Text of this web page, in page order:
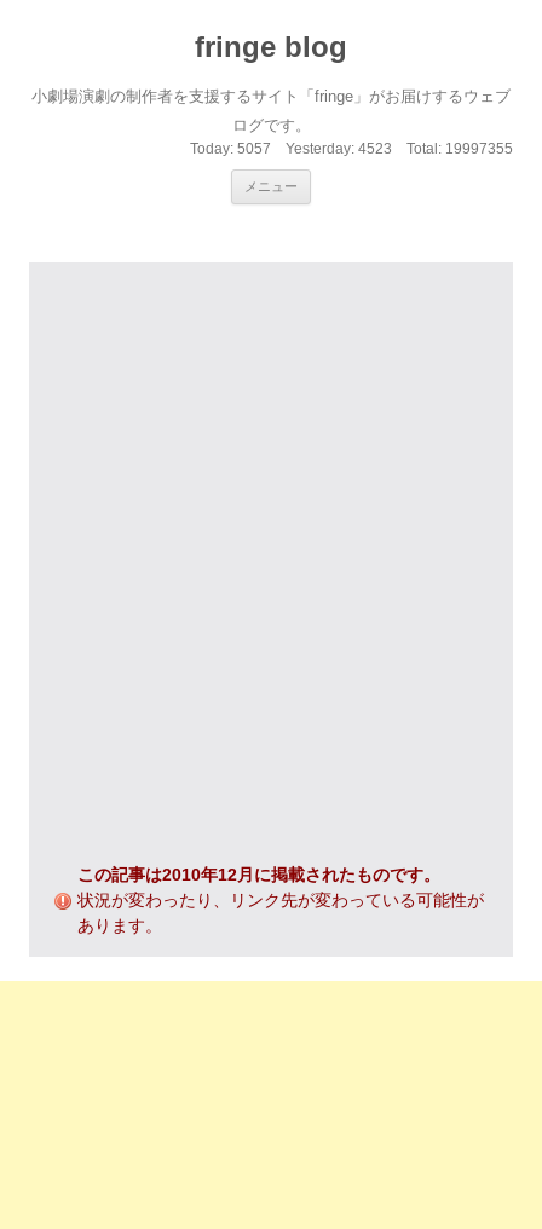
fringe blog
小劇場演劇の制作者を支援するサイト「fringe」がお届けするウェブ
ログです。
Today: 5057 Yesterday: 4523 Total: 19997355
メニュー
この記事は2010年12月に掲載されたものです。
状況が変わったり、リンク先が変わっている可能性が
あります。